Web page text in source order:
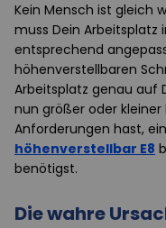
Kein Mensch ist gleich
muss Dein Arbeitsplatz
entsprechend
höhenverstellbaren
Arbeitsplatz genau auf
nun größer oder
Anforderungen hast,
höhenverstellbar E8
benötigst.
Die wahre